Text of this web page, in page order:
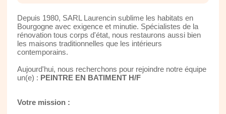
Depuis 1980, SARL Laurencin sublime les habitats en
Bourgogne avec exigence et minutie. Spécialistes de la
rénovation tous corps d'état, nous restaurons aussi bien
les maisons traditionnelles que les intérieurs
contemporains.
Aujourd'hui, nous recherchons pour rejoindre notre équipe
un(e) : PEINTRE EN BATIMENT H/F
Votre mission :